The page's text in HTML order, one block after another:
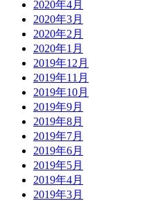
2020年4月
2020年3月
2020年2月
2020年1月
2019年12月
2019年11月
2019年10月
2019年9月
2019年8月
2019年7月
2019年6月
2019年5月
2019年4月
2019年3月